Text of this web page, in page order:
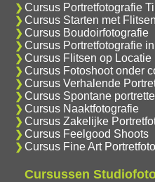
Cursus Portretfotografie
Cursus Starten met Flitsen
Cursus Boudoirfotografie
Cursus Portretfotografie
Cursus Flitsen op Locatie
Cursus Fotoshoot onder
Cursus Verhalende
Cursus Spontane
Cursus Naaktfotografie
Cursus Zakelijke
Cursus Feelgood Shoots
Cursus Fine Art
Cursussen